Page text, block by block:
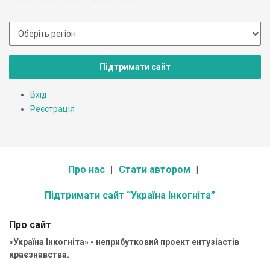
Підтримати сайт
Вхід
Реєстрація
Про нас Стати автором
Підтримати сайт “Україна Інкогніта”
Про сайт
«Україна Інкогніта» - неприбутковий проект ентузіастів
краєзнавства.